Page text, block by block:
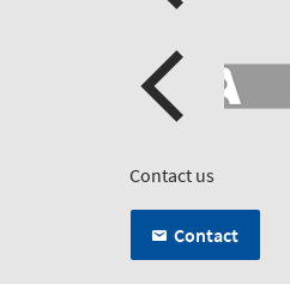
Contact us
Contact